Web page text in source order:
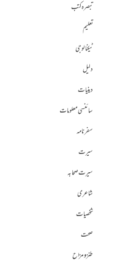
تبصرہ کتب
تعلیم
ٹیکنالوجی
دلیل
دینیات
سائنسی معلومات
سفرنامہ
سیرت
سیرت صحابہ
شاعری
شخصیات
صحت
طنز و مزاح